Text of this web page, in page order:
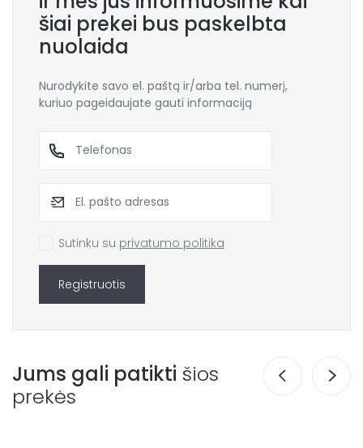
šiai prekei bus paskelbta
nuolaida
Nurodykite savo el. paštą ir/arba tel. numerį,
kuriuo pageidaujate gauti informaciją
Sutinku su privatumo politika
Registruotis
Jums gali patikti šios
prekės